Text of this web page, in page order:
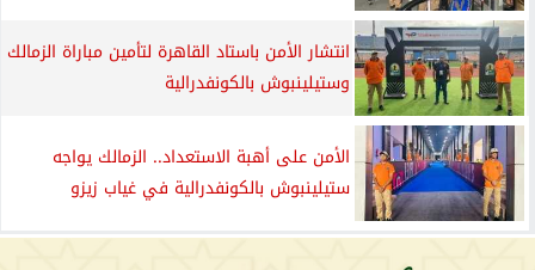
انتشار الأمن باستاد القاهرة لتأمين مباراة الزمالك
وستيلينبوش بالكونفدرالية
الأمن على أهبة الاستعداد.. الزمالك يواجه
ستيلينبوش بالكونفدرالية في غياب زيزو